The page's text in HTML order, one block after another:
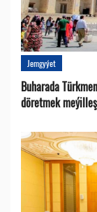
Jemgyýet
Buharada
döretmek